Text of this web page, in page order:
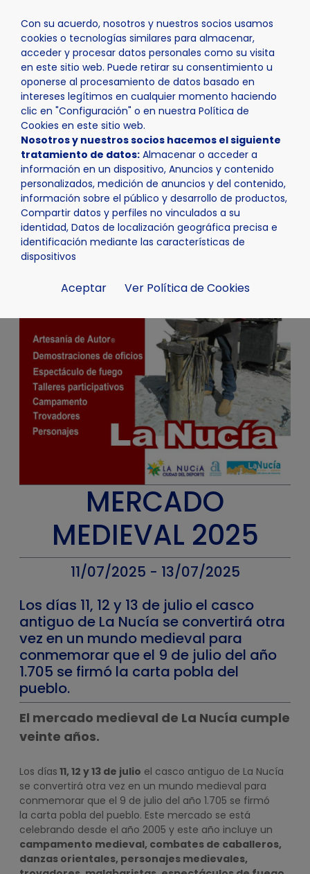
Con su acuerdo, nosotros y nuestros socios usamos
cookies o tecnologías similares para almacenar,
acceder y procesar datos personales como su visita
en este sitio web. Puede retirar su consentimiento u
oponerse al procesamiento de datos basado en
intereses legítimos en cualquier momento haciendo
clic en "Configuración" o en nuestra Política de
Cookies en este sitio web.
Nosotros y nuestros socios hacemos el siguiente
tratamiento de datos: Almacenar o acceder a
información en un dispositivo, Anuncios y contenido
personalizados, medición de anuncios y del contenido,
información sobre el público y desarrollo de productos,
Compartir datos y perfiles no vinculados a su
identidad, Datos de localización geográfica precisa e
identificación mediante las características de
dispositivos
Aceptar Ver Política de Cookies
Inicio Actualidad Agenda Mercado Medieval 2025
MERCADO
MEDIEVAL 2025
11/07/2025 - 13/07/2025
Los días 11, 12 y 13 de julio el casco
antiguo de La Nucía se convertirá otra
vez en un mundo medieval para
conmemorar que el 9 de julio del año
1.705 se firmó la carta pobla del
pueblo.
El mercado medieval de La Nucía cumple
veinte años.
Los días 11, 12 y 13 de julio el casco antiguo de La Nucía
se convertirá otra vez en un mundo medieval para
conmemorar que el 9 de julio del año 1.705 se firmó
la carta pobla del pueblo. Este mercado se está
celebrando desde el año 2005 y este año incluye un
campamento medieval, combates de caballeros,
danzas orientales, personajes medievales,